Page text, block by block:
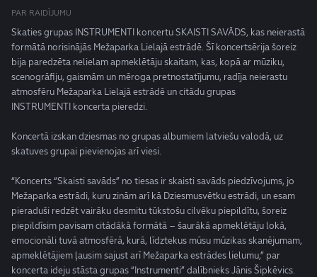
PAR RAIDĪJUMU
Skaties grupas INSTRUMENTI koncertu SKAISTI SAVĀDS, kas neierastā
formātā norisinājās Mežaparka Lielajā estrādē. Šī koncertsērija šoreiz
bija paredzēta nelielam apmeklētāju skaitam, kas, kopā ar mūziku,
scenogrāfiju, gaismām un mēroga pretnostatījumu, radīja neierastu
atmosfēru Mežaparka Lielajā estrādē un citādu grupas
INSTRUMENTI koncerta pieredzi.
Koncertā izskan dziesmas no grupas albumiem latviešu valodā, uz
skatuves grupai pievienojas arī viesi.
“Koncerts “Skaisti savāds” no tiesas ir skaisti savāds piedzīvojums, jo
Mežaparka estrādi, kuru zinām arī kā Dziesmusvētku estrādi, un esam
pieraduši redzēt vairāku desmitu tūkstošu cilvēku piepildītu, šoreiz
piepildīsim pavisam citādākā formātā – šaurākā apmeklētāju lokā,
emocionāli tuvā atmosfērā, kurā, līdztekus mūsu mūzikas skanējumam,
apmeklētājiem ļausim sajust arī Mežaparka estrādes lielumu,” par
koncerta ideju stāsta grupas “Instrumenti” dalībnieks Jānis Šipkēvics.